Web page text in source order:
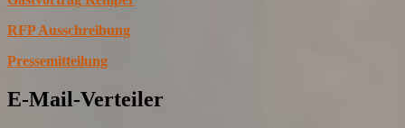
RFP Ausschreibung
Pressemitteilung
E-Mail-Verteiler